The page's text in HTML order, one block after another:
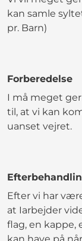
kan samle
pr. Barn)
Forberedelse
I må meget
til, at vi kan
uanset vejret.
Efter vi har
at Iarbejder
flag, en kappe,
kan have på